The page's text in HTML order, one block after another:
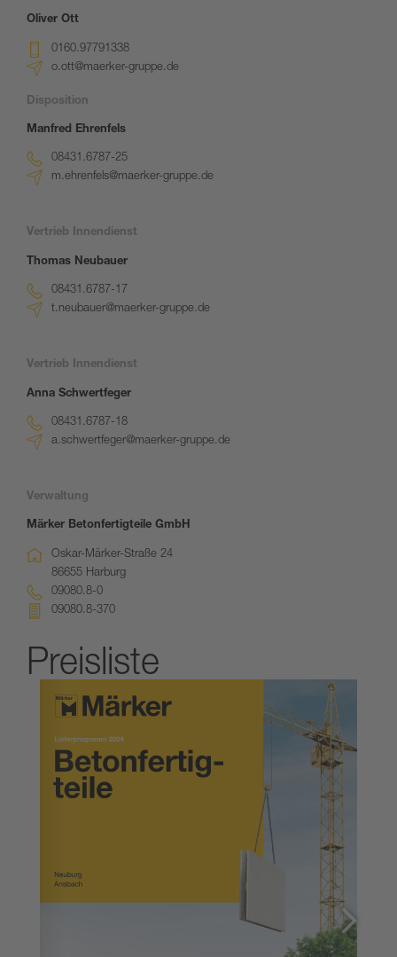
Oliver Ott
0160.97791338
o.ott@maerker-gruppe.de
Disposition
Manfred Ehrenfels
08431.6787-25
m.ehrenfels@maerker-gruppe.de
Vertrieb Innendienst
Thomas Neubauer
08431.6787-17
t.neubauer@maerker-gruppe.de
Vertrieb Innendienst
Anna Schwertfeger
08431.6787-18
a.schwertfeger@maerker-gruppe.de
Verwaltung
Märker Betonfertigteile GmbH
Oskar-Märker-Straße 24
86655 Harburg
09080.8-0
09080.8-370
Preisliste